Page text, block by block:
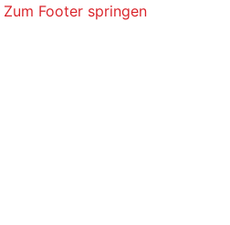
Zum Footer springen